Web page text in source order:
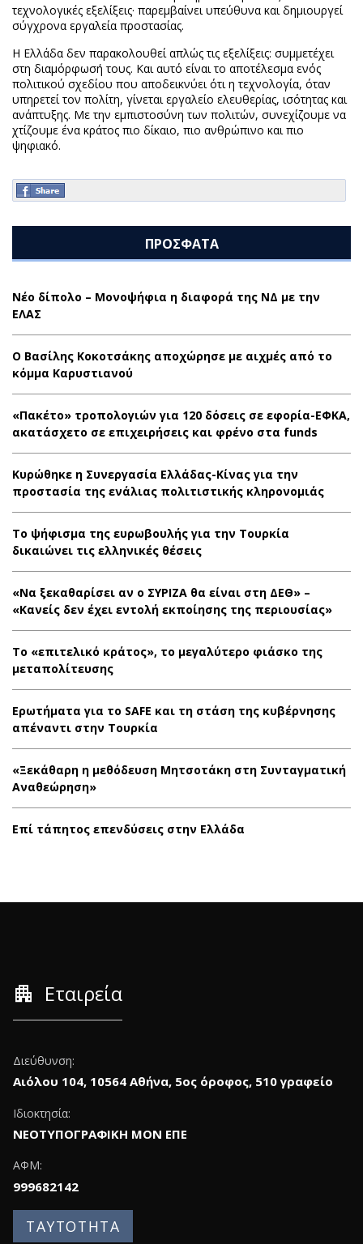
τεχνολογικές εξελίξεις· παρεμβαίνει υπεύθυνα και δημιουργεί
σύγχρονα εργαλεία προστασίας.
Η Ελλάδα δεν παρακολουθεί απλώς τις εξελίξεις: συμμετέχει
στη διαμόρφωσή τους. Και αυτό είναι το αποτέλεσμα ενός
πολιτικού σχεδίου που αποδεικνύει ότι η τεχνολογία, όταν
υπηρετεί τον πολίτη, γίνεται εργαλείο ελευθερίας, ισότητας και
ανάπτυξης. Με την εμπιστοσύνη των πολιτών, συνεχίζουμε να
χτίζουμε ένα κράτος πιο δίκαιο, πιο ανθρώπινο και πιο
ψηφιακό.
ΠΡΟΣΦΑΤΑ
Νέο δίπολο – Μονοψήφια η διαφορά της ΝΔ με την
ΕΛΑΣ
Ο Βασίλης Κοκοτσάκης αποχώρησε με αιχμές από το
κόμμα Καρυστιανού
«Πακέτο» τροπολογιών για 120 δόσεις σε εφορία-ΕΦΚΑ,
ακατάσχετο σε επιχειρήσεις και φρένο στα funds
Κυρώθηκε η Συνεργασία Ελλάδας-Κίνας για την
προστασία της ενάλιας πολιτιστικής κληρονομιάς
Το ψήφισμα της ευρωβουλής για την Τουρκία
δικαιώνει τις ελληνικές θέσεις
«Να ξεκαθαρίσει αν ο ΣΥΡΙΖΑ θα είναι στη ΔΕΘ» –
«Κανείς δεν έχει εντολή εκποίησης της περιουσίας»
Το «επιτελικό κράτος», το μεγαλύτερο φιάσκο της
μεταπολίτευσης
Ερωτήματα για το SAFE και τη στάση της κυβέρνησης
απέναντι στην Τουρκία
«Ξεκάθαρη η μεθόδευση Μητσοτάκη στη Συνταγματική
Αναθεώρηση»
Επί τάπητος επενδύσεις στην Ελλάδα
apartment Εταιρεία
Διεύθυνση:
Αιόλου 104, 10564 Αθήνα, 5ος όροφος, 510 γραφείο
Ιδιοκτησία:
ΝΕΟΤΥΠΟΓΡΑΦΙΚΗ ΜΟΝ ΕΠΕ
ΑΦΜ:
999682142
ΤΑΥΤΟΤΗΤΑ